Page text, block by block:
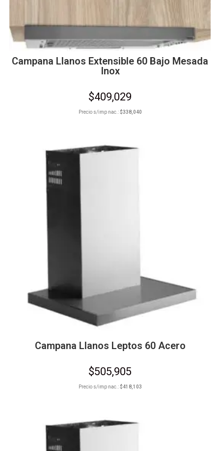
Campana Llanos Extensible 60 Bajo Mesada
Inox
$409,029
Precio s/imp nac.:$338,040
Campana Llanos Leptos 60 Acero
$505,905
Precio s/imp nac.:$418,103